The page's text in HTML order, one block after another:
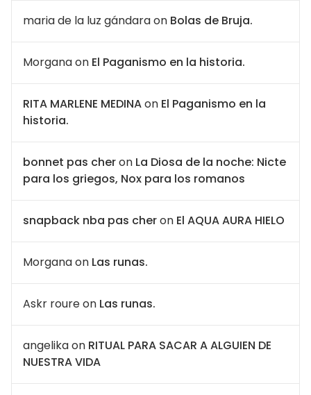
maria de la luz gándaraon Bolas de Bruja.
Morganaon El Paganismo en la historia.
RITA MARLENE MEDINAon El Paganismo en la
historia.
bonnet pas cheron La Diosa de la noche: Nicte
para los griegos, Nox para los romanos
snapback nba pas cheron El AQUA AURA HIELO
Morganaon Las runas.
Askr roureon Las runas.
angelikaon RITUAL PARA SACAR A ALGUIEN DE
NUESTRA VIDA